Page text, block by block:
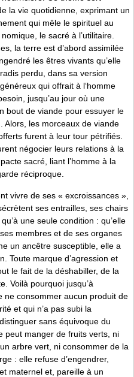
la vie quotidienne, exprimant un
qui mêle le spirituel au
le sacré à l’utilitaire.
la terre est d’abord assimilée
les êtres vivants qu’elle
perdu, dans sa version
qui offrait à l‘homme
jusqu’au jour où une
bout de viande pour essuyer le
Alors, les morceaux de viande
furent à leur tour pétrifiés.
négocier leurs relations à la
sacré, liant l’homme à la
réciproque.
vivre de ses « excroissances »,
ses entrailles, ses chairs
une seule condition : qu’elle
membres et de ses organes
un ancêtre susceptible, elle a
Toute marque d’agression et
le fait de la déshabiller, de la
Voilà pourquoi jusqu’à
ne consommer aucun produit de
et qui n’a pas subi la
sans équivoque du
peut manger de fruits verts, ni
arbre vert, ni consommer de la
: elle refuse d’engendrer,
maternel et, pareille à un